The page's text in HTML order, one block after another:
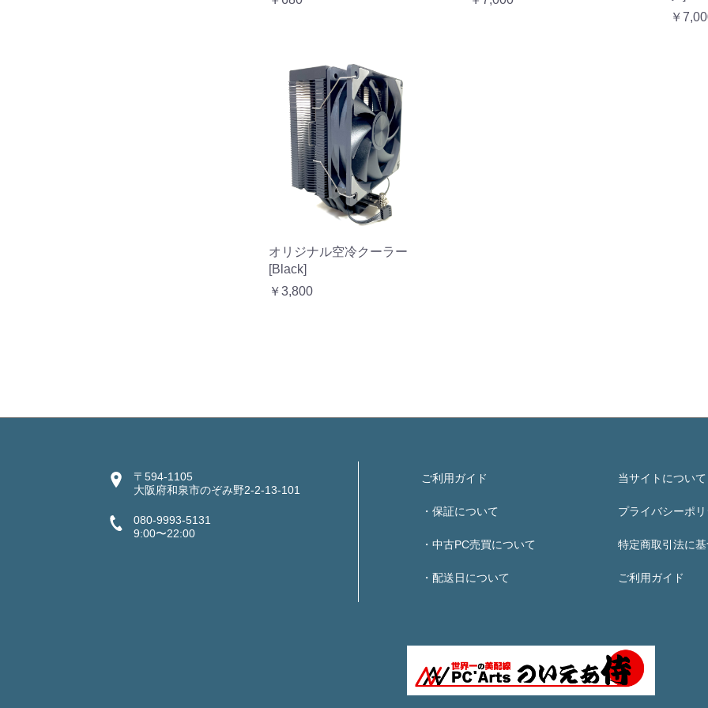
￥
オリジナル空冷クーラー
[Black]
￥3,800
〒594-1105
大阪府和泉市のぞみ野2-2-13-101
080-9993-5131
9:00〜22:00
ご利用ガイド
・保証について
・中古PC売買について
・配送日について
当サイトについて
プライバシーポ
特定商取引法に
ご利用ガイド